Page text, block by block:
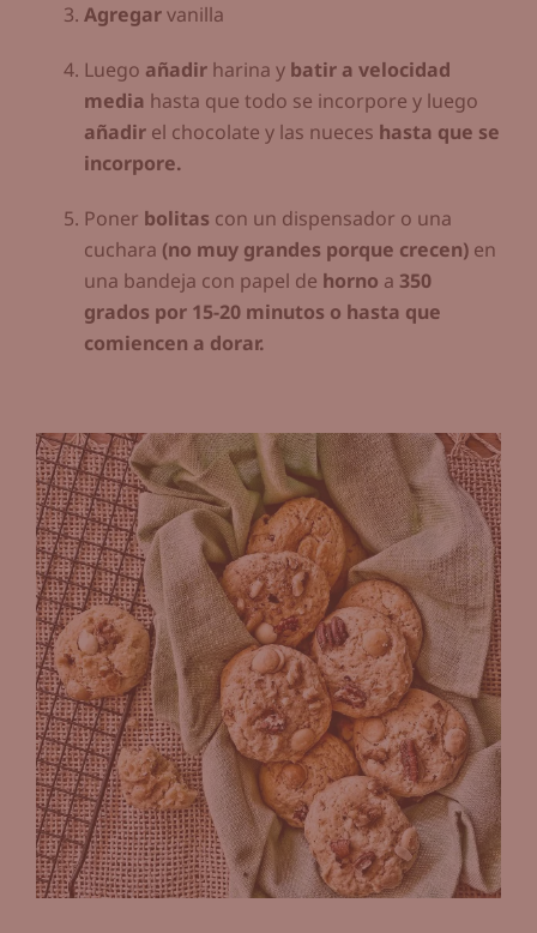
Agregarvanilla
Luego añadir harina y batir a velocidad
media hasta que todo se incorpore y luego
añadir el chocolate y las nueces hasta que se
incorpore.
Poner bolitas con un dispensador o una
cuchara (no muy grandes porque crecen) en
una bandeja con papel de horno a 350
grados por 15-20 minutos o hasta que
comiencen a dorar.